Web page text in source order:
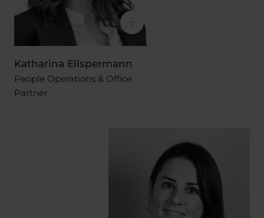
Katharina Ellspermann
People Operations & Office
Partner